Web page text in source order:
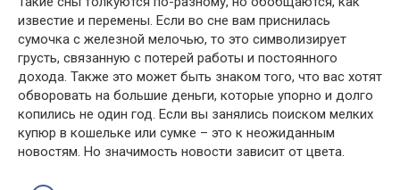
известие и перемены. Если во сне вам приснилась
сумочка с железной мелочью, то это символизирует
грусть, связанную с потерей работы и постоянного
дохода. Также это может быть знаком того, что вас хотят
обворовать на большие деньги, которые упорно и долго
копились не один год. Если вы занялись поиском мелких
купюр в кошельке или сумке – это к неожиданным
новостям. Но значимость новости зависит от цвета.